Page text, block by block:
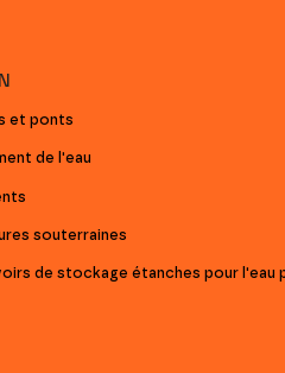
et ponts
de l'eau
souterraines